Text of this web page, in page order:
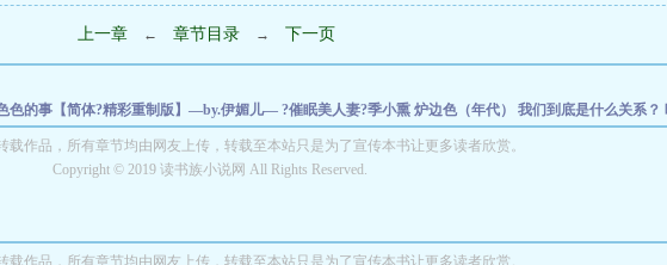
上一章 ← 章节目录 → 下一页
色的事【简体?精彩重制版】—by.伊媚儿— ?催眠美人妻?季小熏 炉边色（年代） 我们到底是什么关系？
娇娇太香，土匪兵王宠爆了 【GL】穿成风流世子後，女主夜夜逼我营业我的总裁有特殊癖好
小鱼骨瓷（1v2/双子/校园/微强制、微sp）沉疴(强制、高h)
载作品，所有章节均由网友上传，转载至本站只是为了宣传本书让更多读者欣赏。
Copyright © 2019 读书族小说网 All Rights Reserved.
载作品，所有章节均由网友上传，转载至本站只是为了宣传本书让更多读者欣赏。